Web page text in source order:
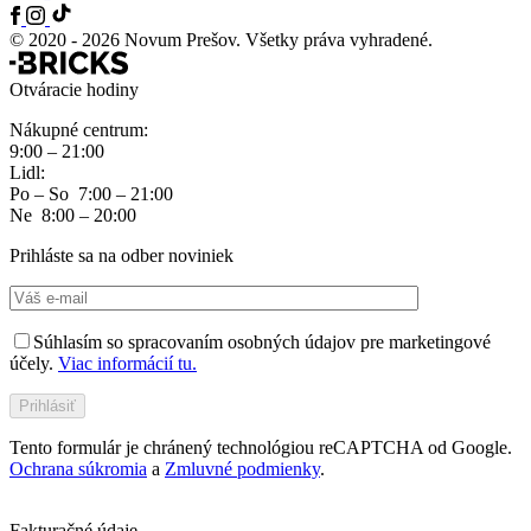
© 2020 - 2026 Novum Prešov. Všetky práva vyhradené.
Otváracie hodiny
Nákupné centrum:
9:00 – 21:00
Lidl:
Po – So 7:00 – 21:00
Ne 8:00 – 20:00
Prihláste sa na odber noviniek
Súhlasím so spracovaním osobných údajov pre marketingové
účely. Viac informácií tu.
Tento formulár je chránený technológiou reCAPTCHA od Google.
Ochrana súkromia a Zmluvné podmienky.